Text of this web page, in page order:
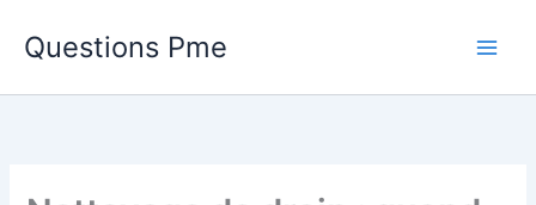
Questions Pme